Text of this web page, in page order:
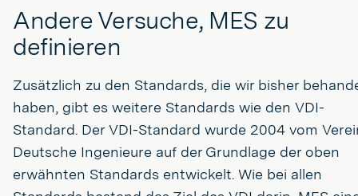
Andere Versuche, MES zu
definieren
Zusätzlich zu den Standards, die wir bisher
haben, gibt es weitere Standards wie den VDI-
Standard. Der VDI-Standard wurde 2004 vom
Deutsche Ingenieure auf der Grundlage der oben
erwähnten Standards entwickelt. Wie bei allen